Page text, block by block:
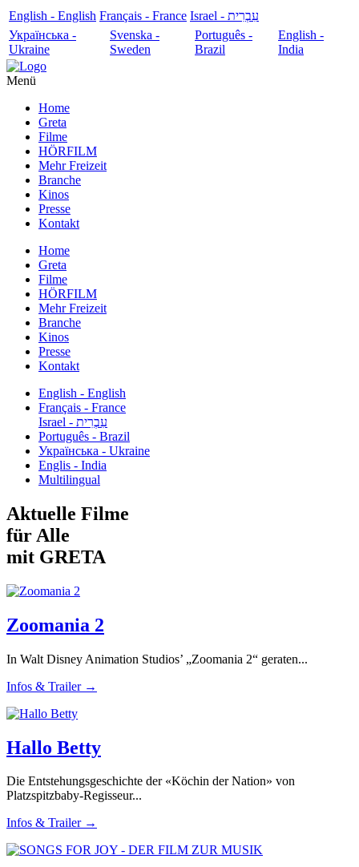
English - English Français - France
עִבְרִית - Israel
Українська -
Ukraine
Svenska -
Sweden
Português -
Brazil
English -
India
Menü
Home
Greta
Filme
HÖRFILM
Mehr Freizeit
Branche
Kinos
Presse
Kontakt
Home
Greta
Filme
HÖRFILM
Mehr Freizeit
Branche
Kinos
Presse
Kontakt
English - English
Français - France
עִבְרִית - Israel
Português - Brazil
Українська - Ukraine
Englis - India
Multilingual
Aktuelle Filme
für Alle
mit GRETA
Zoomania 2
In Walt Disney Animation Studios’ „Zoomania 2“ geraten...
Infos & Trailer →
Hallo Betty
Die Entstehungsgeschichte der «Köchin der Nation» von
Platzspitzbaby-Regisseur...
Infos & Trailer →